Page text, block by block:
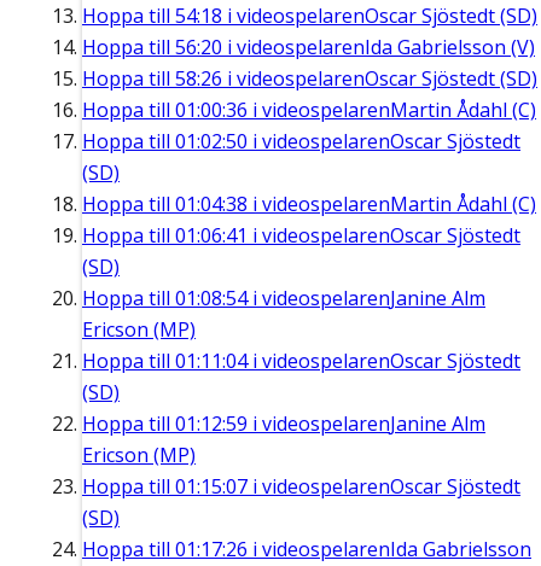
Hoppa till 54:18 i videospelarenOscar Sjöstedt (SD)
Hoppa till 56:20 i videospelarenIda Gabrielsson (V)
Hoppa till 58:26 i videospelarenOscar Sjöstedt (SD)
Hoppa till 01:00:36 i videospelarenMartin Ådahl (C)
Hoppa till 01:02:50 i videospelarenOscar Sjöstedt
(SD)
Hoppa till 01:04:38 i videospelarenMartin Ådahl (C)
Hoppa till 01:06:41 i videospelarenOscar Sjöstedt
(SD)
Hoppa till 01:08:54i videospelarenJanine Alm
Ericson (MP)
Hoppa till 01:11:04i videospelarenOscar Sjöstedt
(SD)
Hoppa till 01:12:59 i videospelarenJanine Alm
Ericson (MP)
Hoppa till 01:15:07 i videospelarenOscar Sjöstedt
(SD)
Hoppa till 01:17:26 i videospelarenIda Gabrielsson